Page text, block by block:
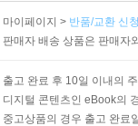
마이페이지 > 반품/교환 신
판매자 배송 상품은 판매자
출고 완료 후 10일 이내의
디지털 콘텐츠인 eBook의
중고상품의 경우 출고 완료